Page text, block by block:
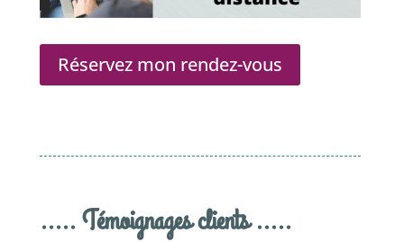
Réservez mon rendez-vous
..... Témoignages clients .....